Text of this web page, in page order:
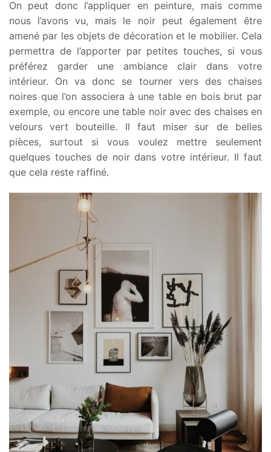
On peut donc l’appliquer en peinture, mais comme
nous l’avons vu, mais le noir peut également être
amené par les objets de décoration et le mobilier. Cela
permettra de l’apporter par petites touches, si vous
préférez garder une ambiance clair dans votre
intérieur. On va donc se tourner vers des chaises
noires que l’on associera à une table en bois brut par
exemple, ou encore une table noir avec des chaises en
velours vert bouteille. Il faut miser sur de belles
pièces, surtout si vous voulez mettre seulement
quelques touches de noir dans votre intérieur. Il faut
que cela reste raffiné.